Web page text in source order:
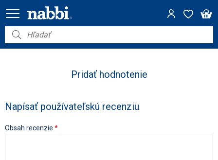
Nábytok
Akcie
Výpredaj
Pridať hodnotenie
Napísať používateľskú recenziu
Obsah recenzie *